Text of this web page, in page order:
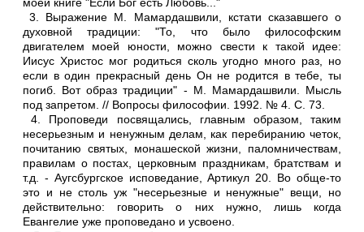
моей книге "Если Бог есть Любовь..."
3. Выражение М. Мамардашвили, кстати сказавшего о
духовной традиции: "То, что было философским
двигателем моей юности, можно свести к такой идее:
Иисус Христос мог родиться сколь угодно много раз, но
если в один прекрасный день Он не родится в тебе, ты
погиб. Вот образ традиции" - М. Мамардашвили. Мысль
под запретом. // Вопросы философии. 1992. № 4. С. 73.
4. Проповеди посвящались, главным образом, таким
несерьезным и ненужным делам, как перебиранию четок,
почитанию святых, монашеской жизни, паломничествам,
правилам о постах, церковным праздникам, братствам и
т.д. - Аугсбургское исповедание, Артикул 20. Во обще-то
это и не столь уж "несерьезные и ненужные" вещи, но
действительно: говорить о них нужно, лишь когда
Евангелие уже проповедано и усвоено.